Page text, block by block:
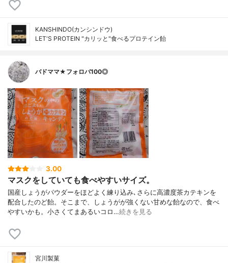
KANSHINDO(カンシンドウ)
LET'S PROTEIN "カリッと"食べるプロテイン飴
バドママ★フォロバ100◎
3.00
マスクをしていても食べやすいサイズ。
国産しょうがパウダーをほどよく練り込み､さらに高濃度茶カテキンを
配合したのど飴。そこまで、しょうがが強くない甘めな飴なので、食べ
やすいかも。小さくてまあるいコロ…続きを見る
宮川製菓